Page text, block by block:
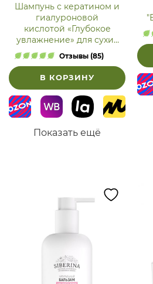
Шампунь с кератином и
гиалуроновой
кислотой «Глубокое
увлажнение» для сухих
и поврежденных волос
Отзывы (85)
В КОРЗИНУ
Показать ещё